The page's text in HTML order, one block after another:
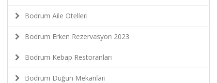
Bodrum Aile Otelleri
Bodrum Erken Rezervasyon 2023
Bodrum Kebap Restoranları
Bodrum Düğün Mekanları